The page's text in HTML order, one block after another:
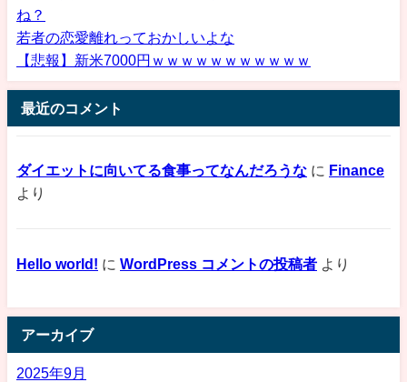
ね？
若者の恋愛離れっておかしいよな
【悲報】新米7000円ｗｗｗｗｗｗｗｗｗｗｗ
最近のコメント
ダイエットに向いてる食事ってなんだろうな に Finance
より
Hello world! に WordPress コメントの投稿者 より
アーカイブ
2025年9月